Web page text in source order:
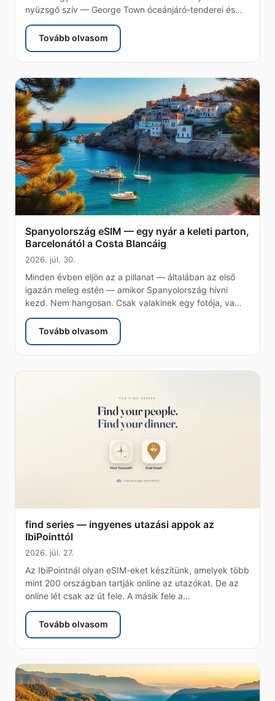
nyüzsgő szív — George Town óceánjáró-tenderei és…
Tovább olvasom
: eSIM Kajmán-szigetek — az őszinte
Spanyolország eSIM — egy nyár a keleti parton,
Barcelonától a Costa Blancáig
2026. júl. 30.
Minden évben eljön az a pillanat — általában az első
igazán meleg estén — amikor Spanyolország hívni
kezd. Nem hangosan. Csak valakinek egy fotója, va…
Tovább olvasom
: Spanyolország eSIM — egy nyár a keleti
find series — ingyenes utazási appok az
IbiPointtól
2026. júl. 27.
Az IbiPointnál olyan eSIM-eket készítünk, amelyek több
mint 200 országban tartják online az utazókat. De az
online lét csak az út fele. A másik fele a…
Tovább olvasom
: find series — ingyenes utazási appok az